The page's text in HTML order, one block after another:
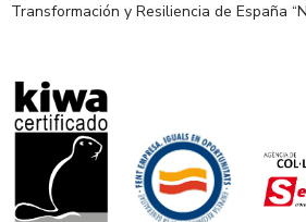
Transformación y Resiliencia de España